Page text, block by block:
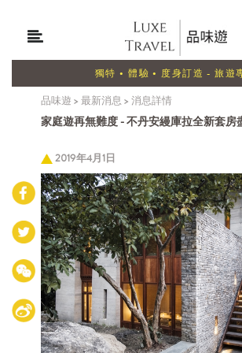
獨特 • 體驗 • 度身訂造 - 旅遊
品味遊 >最新消息 >消息詳情
家庭遊再無難度 - 不丹安縵庫拉全新套房
2019年4月1日